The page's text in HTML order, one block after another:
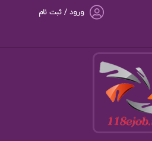
ورود / ثبت نام